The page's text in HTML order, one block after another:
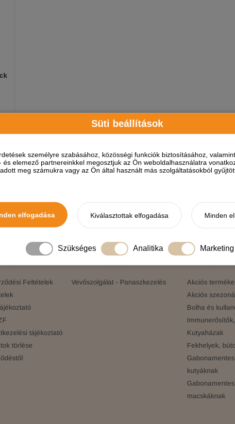
Süti beállítások
személyre szabásához, közösségi funkciók biztosításához,
elemező partnereinkkel megosztjuk az Ön weboldalhasználatra
meg számukra vagy az Ön által használt más szolgáltatásokból
elfogadása Kiválasztottak elfogadása Minden
Szükséges Analitika Marketing
3
Értesülj elsőként a legújabb
Feltételek
tájékoztató
törlése
Vevőszolgálat - Panaszkezelés
Akciós
Akciós
Bolha és
Kutyaházak
Fekhelyek,
kutyáknak
macskáknak